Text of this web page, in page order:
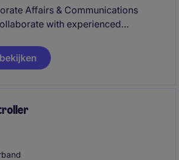
Affairs & Communications
with experienced
and corporate
The culture is international,